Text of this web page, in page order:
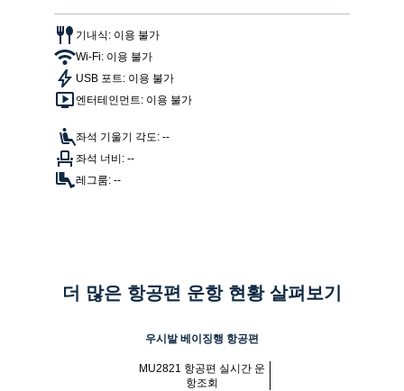
기내식: 이용 불가
Wi-Fi: 이용 불가
USB 포트: 이용 불가
엔터테인먼트: 이용 불가
좌석 기울기 각도: --
좌석 너비: --
레그룸: --
더 많은 항공편 운항 현황 살펴보기
우시발 베이징행 항공편
MU2821 항공편 실시간 운
항조회